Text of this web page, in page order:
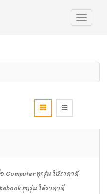
Computer ทุกรุ่น ให้ราคาดี
ทุกรุ่น ให้ราคาดี